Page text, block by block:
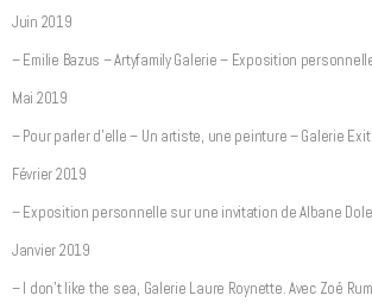
Juin 2019
– Emilie Bazus – Artyfamily Galerie – Exposition
Mai 2019
– Pour parler d’elle – Un artiste, une peinture – Galerie
Février 2019
– Exposition personnelle sur une invitation de Albane
Janvier 2019
– I don’t like the sea, Galerie Laure Roynette. Avec Zoé